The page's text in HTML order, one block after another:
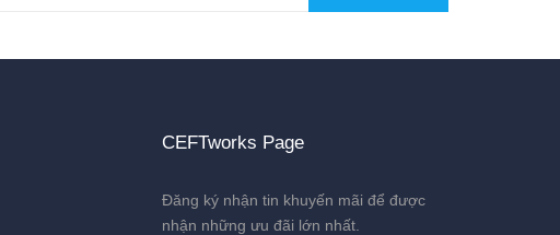
CEFTworks Page
Đăng ký nhận tin khuyến mãi để được
nhận những ưu đãi lớn nhất.